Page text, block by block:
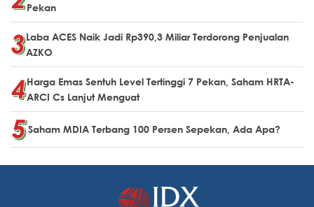
Pekan
Laba ACES Naik Jadi Rp390,3 Miliar Terdorong Penjualan
AZKO
Harga Emas Sentuh Level Tertinggi 7 Pekan, Saham HRTA-
ARCI Cs Lanjut Menguat
Saham MDIA Terbang 100 Persen Sepekan, Ada Apa?